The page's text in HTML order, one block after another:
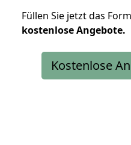
Füllen Sie jetzt das
kostenloseAngebote.
Kostenlose